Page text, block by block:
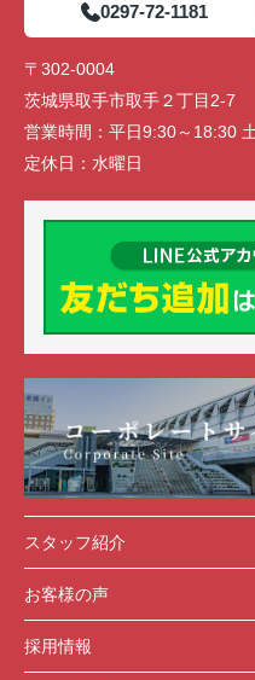
0297-72-1181
〒302-0004
茨城県取手市取手２丁目2-7
営業時間： 平日9:30～18:30
定休日： 水曜日
スタッフ紹介
お客様の声
採用情報